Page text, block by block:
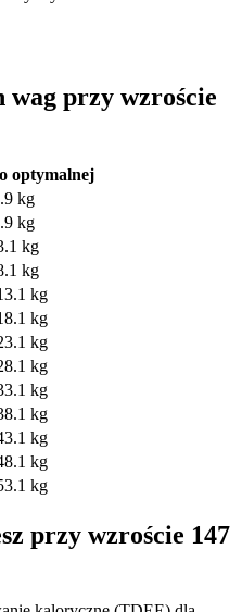
przy wzroście
optymalnej
kg
kg
kg
kg
kg
kg
kg
kg
kg
kg
kg
kg
kg
przy wzroście 147